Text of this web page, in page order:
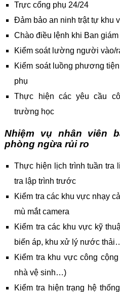
Trực cổng phụ 24/24
Đảm bảo an ninh trật tự khu
Chào điều lệnh khi Ban
Kiểm soát lường người vào/
Kiểm soát luồng phương
phụ
Thực hiện các yêu cầu
trường học
Nhiệm vụ nhân viên
phòng ngừa rủi ro
Thực hiện lịch trình tuần tra
tra lập trình trước
Kiểm tra các khu vực nhạy
mù mắt camera
Kiểm tra các khu vực kỹ
biến áp, khu xử lý nước
Kiểm tra khu vực công
nhà vệ sinh…)
Kiểm tra hiện trạng hệ